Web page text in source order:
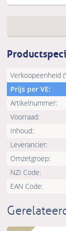
Verkoopeenheid
Prijs per VE:
Artikelnummer:
Voorraad:
Inhoud:
Leverancier:
Omzetgroep:
NZI Code:
EAN Code: